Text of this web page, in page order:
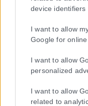
device identifiers
I want to allow
Google for
I want to allow
personalized
I want to allow
related to
Η εταιρεία με την
συμμορφώνονται με τη
1ης Μαρτίου 2018 σχετικά